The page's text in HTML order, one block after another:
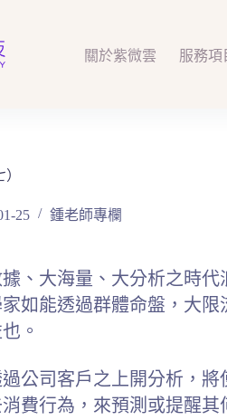
關於紫微雲 服務項
25 鍾老師專欄
、大海量、大分析之時
如能透過群體命盤，大
。
公司客戶之上開分析，
費行為，來預測或提醒